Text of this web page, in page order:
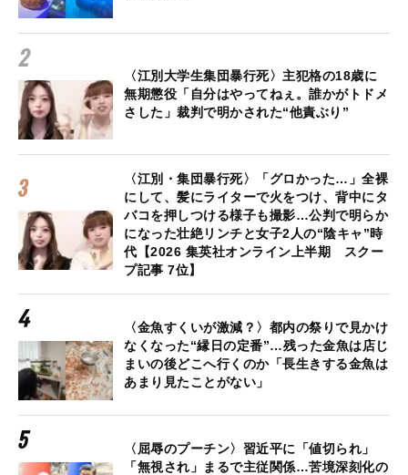
〈江別大学生集団暴行死〉主犯格の18歳に
無期懲役「自分はやってねぇ。誰かがトドメ
さした」裁判で明かされた“他責ぶり”
〈江別・集団暴行死〉「グロかった…」全裸
にして、髪にライターで火をつけ、背中にタ
バコを押しつける様子も撮影…公判で明らか
になった壮絶リンチと女子2人の“陰キャ”時
代【2026 集英社オンライン上半期 スクー
プ記事 7位】
〈金魚すくいが激減？〉都内の祭りで見かけ
なくなった“縁日の定番”…残った金魚は店じ
まいの後どこへ行くのか「長生きする金魚は
あまり見たことがない」
〈屈辱のプーチン〉習近平に「値切られ」
「無視され」まるで主従関係…苦境深刻化の